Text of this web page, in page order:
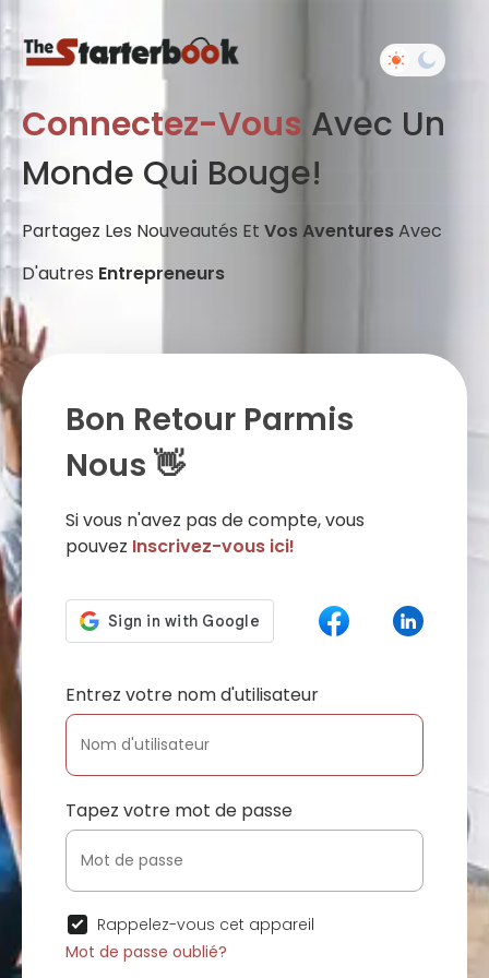
Connectez-Vous Avec Un
Monde Qui Bouge!
Partagez Les Nouveautés Et Vos AventuresAvec
D'autres Entrepreneurs
Bon Retour Parmis
Nous 👋
Si vous n'avez pas de compte, vous
pouvez Inscrivez-vous ici!
Entrez votre nom d'utilisateur
Tapez votre mot de passe
Rappelez-vous cet appareil
Mot de passe oublié?